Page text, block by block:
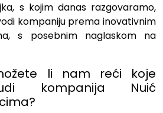
s kojim danas razgovaramo,
kompaniju prema inovativnim
s posebnim naglaskom na
li nam reći koje
kompanija Nuić